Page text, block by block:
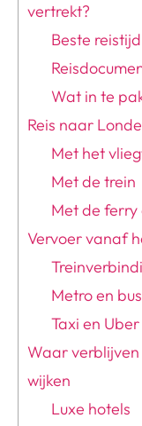
vertrekt?
Beste reistijd
Wat in te
Reis naar
Met het
Met de trein
Met de ferry
Vervoer vanaf
Metro en bus
Taxi en Uber
Waar
wijken
Luxe hotels